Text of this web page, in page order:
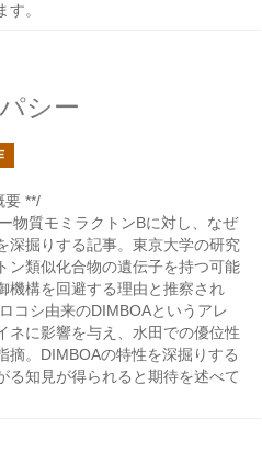
。
シー
要 **/
物質モミラクトンBに対し、なぜ
深掘りする記事。東京大学の研究
ン類似化合物の遺伝子を持つ可能
機構を回避する理由と推察され
コシ由来のDIMBOAというアレ
ネに影響を与え、水田での優位性
摘。DIMBOAの特性を深掘りする
る知見が得られると期待を述べて